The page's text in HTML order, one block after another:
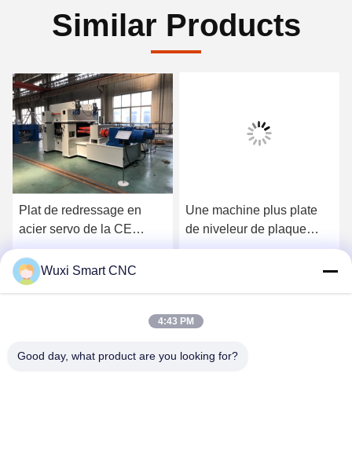
Similar Products
Plat de redressage en
acier servo de la CE
nivelant la machine
Obtenez le meilleur prix
Une machine plus plate
de niveleur de plaque
métallique de bâtiment
Obtenez le meilleur prix
Wuxi Smart CNC
4:43 PM
Good day, what product are you looking for?